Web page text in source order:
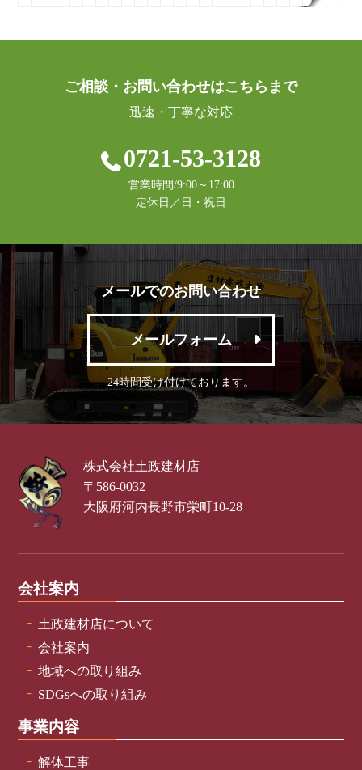
ご相談・お問い合わせはこちらまで
迅速・丁寧な対応
0721-53-3128
営業時間/9:00～17:00
定休日／日・祝日
メールでのお問い合わせ
メールフォーム
24時間受け付けております。
株式会社土政建材店
〒586-0032
大阪府河内長野市栄町10-28
会社案内
土政建材店について
会社案内
地域への取り組み
SDGsへの取り組み
事業内容
解体工事